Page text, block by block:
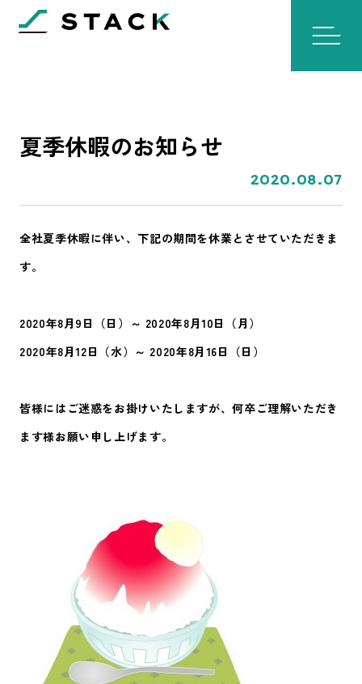
夏季休暇のお知らせ
2020.08.07
全社夏季休暇に伴い、下記の期間を休業とさせていただきま
す。
2020年8月9日（日）～ 2020年8月10日（月）
2020年8月12日（水）～ 2020年8月16日（日）
皆様にはご迷惑をお掛けいたしますが、何卒ご理解いただき
ます様お願い申し上げます。